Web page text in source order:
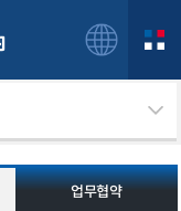
업무협약